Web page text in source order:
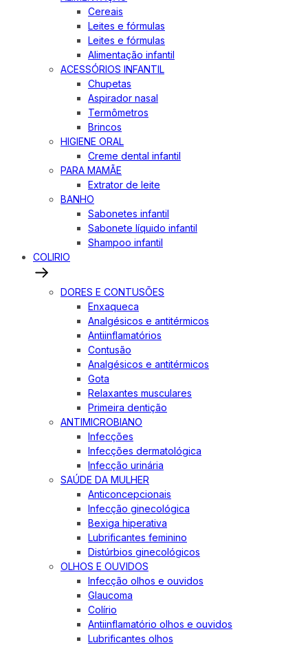
Cereais
Leites e fórmulas
Leites e fórmulas
Alimentação infantil
ACESSÓRIOS INFANTIL
Chupetas
Aspirador nasal
Termômetros
Brincos
HIGIENE ORAL
Creme dental infantil
PARA MAMÃE
Extrator de leite
BANHO
Sabonetes infantil
Sabonete líquido infantil
Shampoo infantil
COLIRIO
DORES E CONTUSÕES
Enxaqueca
Analgésicos e antitérmicos
Antiinflamatórios
Contusão
Analgésicos e antitérmicos
Gota
Relaxantes musculares
Primeira dentição
ANTIMICROBIANO
Infecções
Infecções dermatológica
Infecção urinária
SAÚDE DA MULHER
Anticoncepcionais
Infecção ginecológica
Bexiga hiperativa
Lubrificantes feminino
Distúrbios ginecológicos
OLHOS E OUVIDOS
Infecção olhos e ouvidos
Glaucoma
Colírio
Antiinflamatório olhos e ouvidos
Lubrificantes olhos